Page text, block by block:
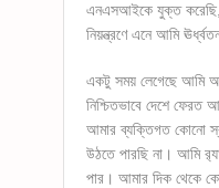
এনএসআইকে যুক্ত করেছি,
নিয়ন্ত্রণে এনে আমি
একটু সময় লেগেছে আমি
নিশ্চিতভাবে দেশে
আমার ব্যক্তিগত কোনো
উঠতে পারছি না। আমি
পার। আমার দিক থেকে